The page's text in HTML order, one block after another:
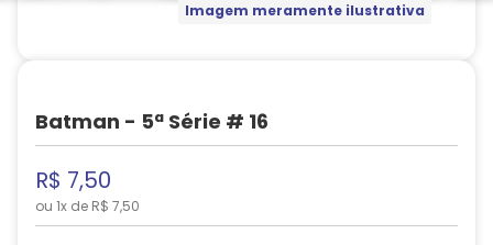
Imagem meramente ilustrativa
Batman - 5ª Série # 16
R$ 7,50
ou 1x de R$ 7,50